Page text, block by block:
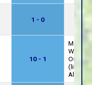
1 - 0
10 - 1
William
Alon)